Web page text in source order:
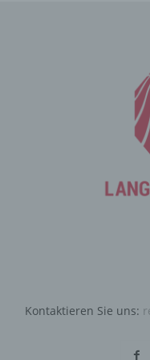
Kontaktieren Sie uns:
Informationen
gespeichert. Erfasst
Browsertypen und
System verwendete
Internetseite, von
unsere Internetseite
System auf unserer
(5) das Datum und
Internetseite, (6) eine
Systeme dienen.